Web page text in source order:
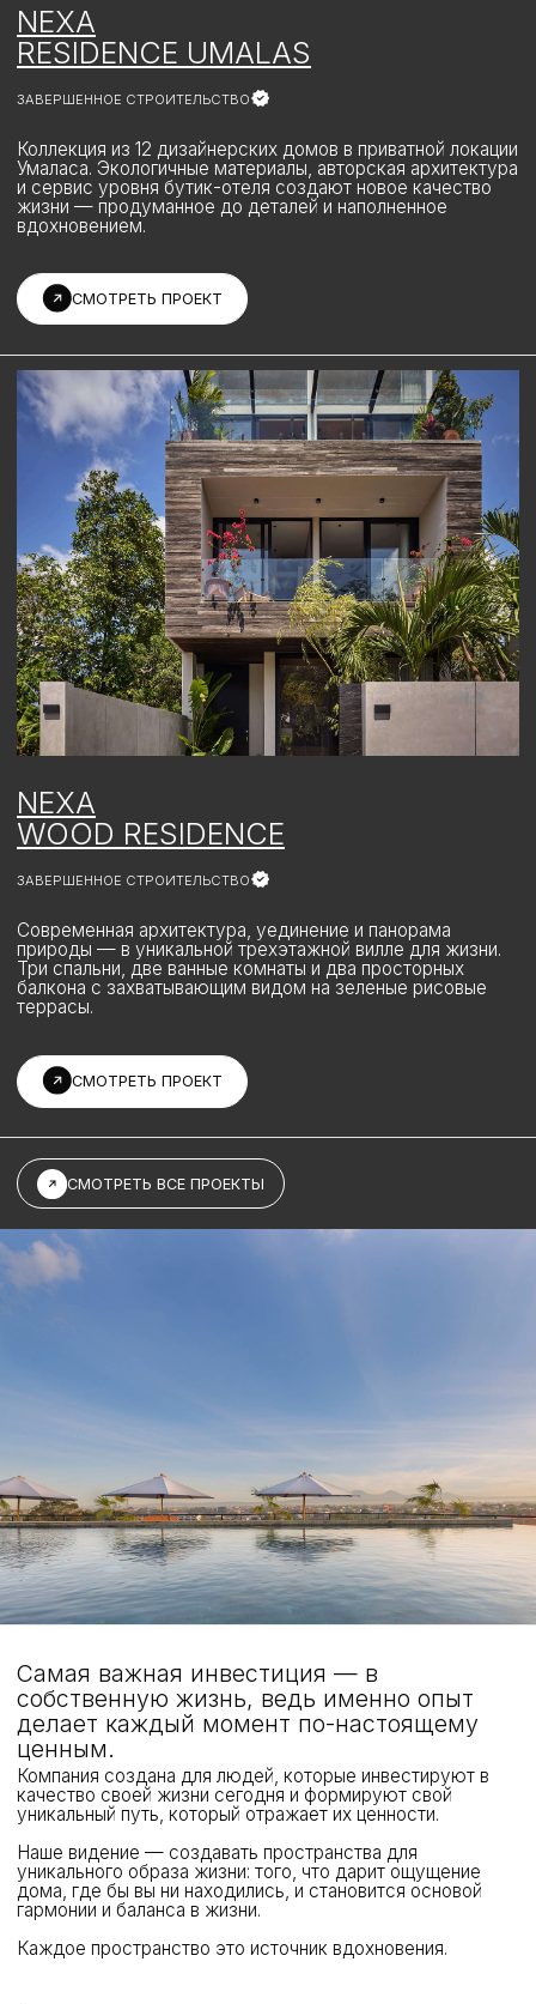
Самая важная инвестиция — в
собственную жизнь, ведь именно опыт
делает каждый момент по-настоящему
ценным.
уникальный путь, который отражает их ценности.
Наше видение — создавать пространства для
уникального образа жизни: того, что дарит ощущение
дома, где бы вы ни находились, и становится основой
гармонии и баланса в жизни.
Каждое пространство это источник вдохновения.
Александр
Основатель NEXA
OASIS BLACK EDITION
ПРИСОЕДИНИТЬСЯ
Лимитированная коллекция из 78
резиденций уникального формата —
для тех, кто ценит почерк проекта,
качество и исключительный образ
ПАРТНЕРЫ:
NEXA
© 2025 | NEXA
О КОМПАНИИ
ПРОЕКТЫ
НОВОСТИ
ИНВЕСТИЦИИ